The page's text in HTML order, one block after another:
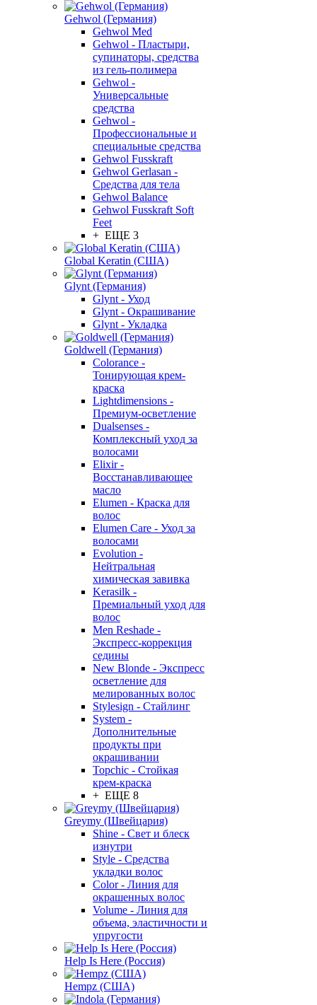
Gehwol (Германия)
Gehwol Med
Gehwol - Пластыри,
супинаторы, средства
из гель-полимера
Gehwol -
Универсальные
средства
Gehwol -
Профессиональные и
специальные средства
Gehwol Fusskraft
Gehwol Gerlasan -
Средства для тела
Gehwol Balance
Gehwol Fusskraft Soft
Feet
+ ЕЩЕ 3
Global Keratin (США)
Glynt (Германия)
Glynt - Уход
Glynt - Окрашивание
Glynt - Укладка
Goldwell (Германия)
Colorance -
Тонирующая крем-
краска
Lightdimensions -
Премиум-осветление
Dualsenses -
Комплексный уход за
волосами
Elixir -
Восстанавливающее
масло
Elumen - Краска для
волос
Elumen Care - Уход за
волосами
Evolution -
Нейтральная
химическая завивка
Kerasilk -
Премиальный уход для
волос
Men Reshade -
Экспресс-коррекция
седины
New Blonde - Экспресс
осветление для
мелированных волос
Stylesign - Стайлинг
System -
Дополнительные
продукты при
окрашивании
Topchic - Стойкая
крем-краска
+ ЕЩЕ 8
Greymy (Швейцария)
Shine - Свет и блеск
изнутри
Style - Средства
укладки волос
Color - Линия для
окрашенных волос
Volume - Линия для
объема, эластичности и
упругости
Help Is Here (Россия)
Hempz (США)